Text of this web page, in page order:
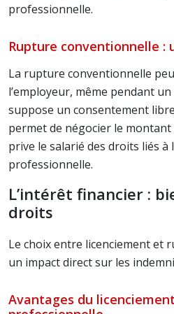
professionnelle.
Rupture conventionnelle :
La rupture conventionnelle
l’employeur, même pendant
suppose un consentement
permet de négocier le montant
prive le salarié des droits liés à
professionnelle.
L’intérêt financier :
droits
Le choix entre licenciement et
un impact direct sur les
Avantages du